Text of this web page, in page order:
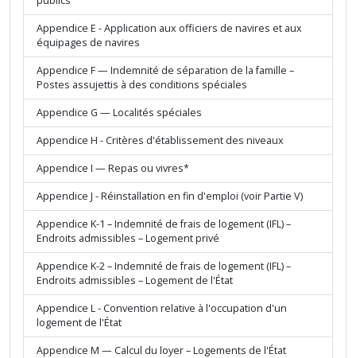
Appendice E - Application aux officiers de navires et aux
équipages de navires
Appendice F — Indemnité de séparation de la famille –
Postes assujettis à des conditions spéciales
Appendice G — Localités spéciales
Appendice H - Critères d'établissement des niveaux
Appendice I — Repas ou vivres*
Appendice J - Réinstallation en fin d'emploi (voir Partie V)
Appendice K-1 – Indemnité de frais de logement (IFL) –
Endroits admissibles – Logement privé
Appendice K-2 – Indemnité de frais de logement (IFL) –
Endroits admissibles – Logement de l'État
Appendice L - Convention relative à l'occupation d'un
logement de l'État
Appendice M — Calcul du loyer – Logements de l'État